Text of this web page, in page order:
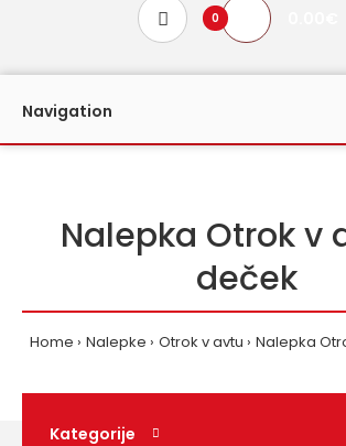
0
Navigation
Nalepka Otrok v
deček
Home Nalepke Otrok v avtu Nalepka
Kategorije